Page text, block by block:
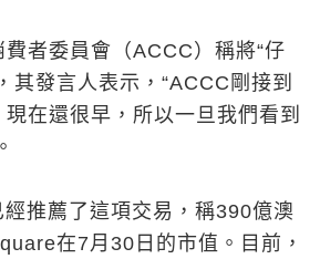
者委員會（ACCC）稱將“仔
其發言人表示，“ACCC剛接到
在還很早，所以一旦我們看到
推薦了這項交易，稱390億澳
在7月30日的市值。目前，